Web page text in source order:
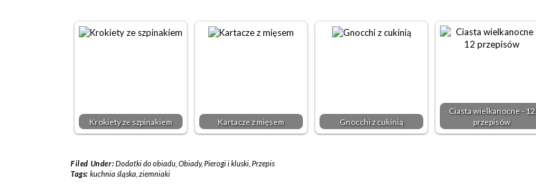
Krokiety ze szpinakiem Kartacze z mięsem Gnocchi z cukinią
Ciasta wielkanocne - 12
przepisów
Filed Under:Dodatki do obiadu, Obiady,Pierogi i kluski, Przepis
Tags: kuchnia śląska ziemniaki